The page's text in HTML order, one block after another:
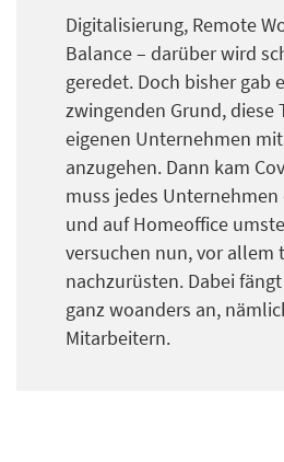
Digitalisierung, Remote
Balance – darüber wird
geredet. Doch bisher gab
zwingenden Grund, diese
eigenen Unternehmen
anzugehen. Dann kam
muss jedes
und auf Homeoffice
versuchen nun, vor allem
nachzurüsten. Dabei
ganz woanders an,
Mitarbeitern.